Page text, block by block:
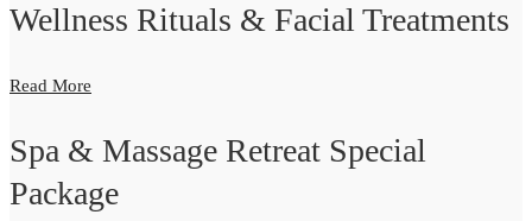
Wellness Rituals & Facial Treatments
Read More
Spa & Massage Retreat Special
Package